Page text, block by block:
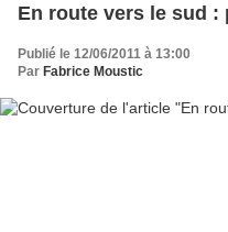
En route vers le sud :
Publié le 12/06/2011 à 13:00
Par Fabrice Moustic